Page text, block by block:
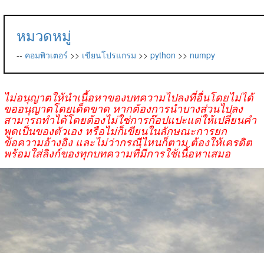
หมวดหมู่
-- คอมพิวเตอร์ >> เขียนโปรแกรม >> python >> numpy
ไม่อนุญาตให้นำเนื้อหาของบทความไปลงที่อื่นโดยไม่ได้
ขออนุญาตโดยเด็ดขาด หากต้องการนำบางส่วนไปลง
สามารถทำได้โดยต้องไม่ใช่การก๊อปแปะแต่ให้เปลี่ยนคำ
พูดเป็นของตัวเอง หรือไม่ก็เขียนในลักษณะการยก
ข้อความอ้างอิง และไม่ว่ากรณีไหนก็ตาม ต้องให้เครดิต
พร้อมใส่ลิงก์ของทุกบทความที่มีการใช้เนื้อหาเสมอ